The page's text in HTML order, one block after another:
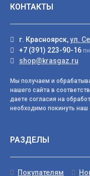
КОНТАКТЫ
г. Красноярск,ул.
+7 (391) 223-90-16
shop@krasgaz.ru
Мы получаем и
нашего сайта в
даете согласия на
необходимо покинуть наш
РАЗДЕЛЫ
Покупателям